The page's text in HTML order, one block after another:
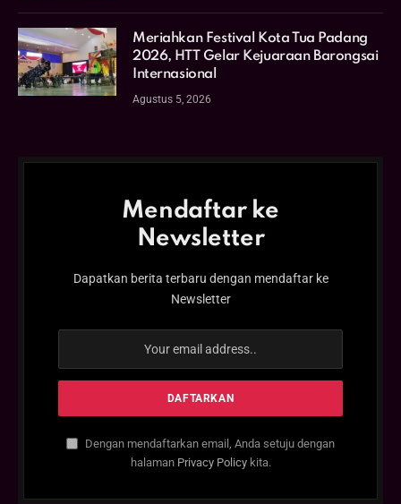
Meriahkan Festival Kota Tua Padang
2026, HTT Gelar Kejuaraan Barongsai
Internasional
Agustus 5, 2026
Mendaftar ke
Newsletter
Dapatkan berita terbaru dengan mendaftar ke
Newsletter
Dengan mendaftarkan email, Anda setuju dengan
halaman Privacy Policykita.